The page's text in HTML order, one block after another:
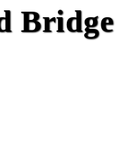
Bridge